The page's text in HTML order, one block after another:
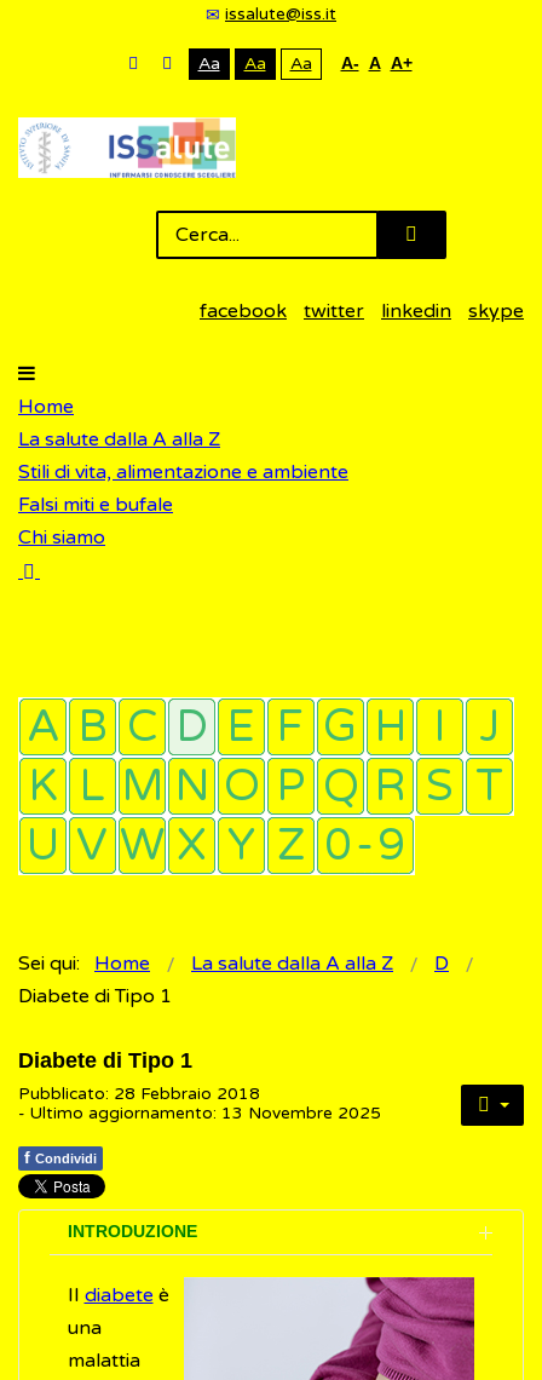
issalute@iss.it
Aa Aa Aa A- A A+
facebook twitter linkedin skype
Home
La salute dalla A alla Z
Stili di vita, alimentazione e ambiente
Falsi miti e bufale
Chi siamo
Sei qui: Home La salute dalla A alla Z
D
Diabete di Tipo 1
Diabete di Tipo 1
Pubblicato: 28 Febbraio 2018
- Ultimo aggiornamento: 13 Novembre 2025
f Condividi
INTRODUZIONE
Il diabete è
una
malattia